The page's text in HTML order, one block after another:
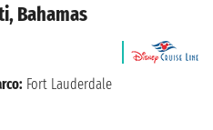
Bahamas
Fort Lauderdale